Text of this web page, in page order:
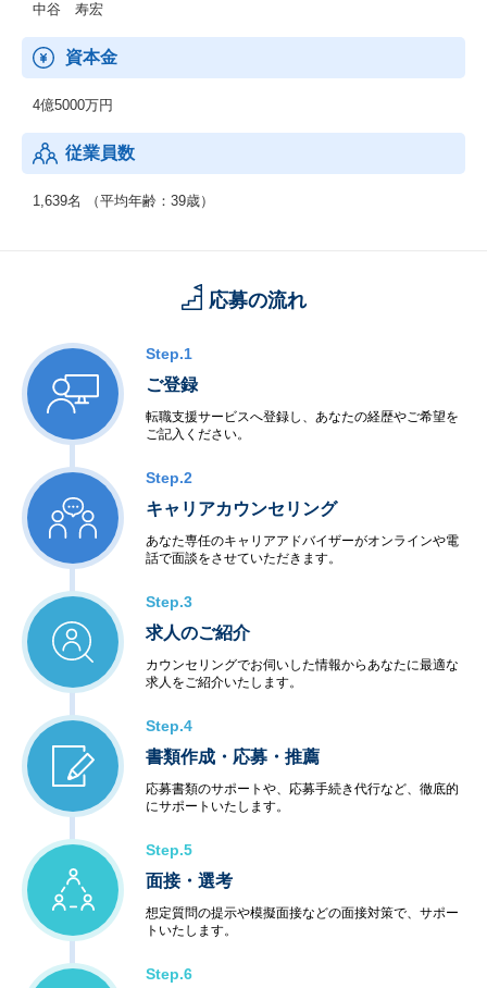
中谷 寿宏
資本金
4億5000万円
従業員数
1,639名 （平均年齢：39歳）
応募の流れ
Step.1
ご登録
転職支援サービスへ登録し、あなたの経歴やご希望を
ご記入ください。
Step.2
キャリアカウンセリング
あなた専任のキャリアアドバイザーがオンラインや電
話で面談をさせていただきます。
Step.3
求人のご紹介
カウンセリングでお伺いした情報からあなたに最適な
求人をご紹介いたします。
Step.4
書類作成・応募・推薦
応募書類のサポートや、応募手続き代行など、徹底的
にサポートいたします。
Step.5
面接・選考
想定質問の提示や模擬面接などの面接対策で、サポー
トいたします。
Step.6